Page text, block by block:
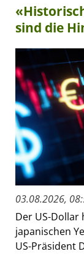
sind die
03.08.2026,
Der US-Dollar
japanischen
US-Präsident